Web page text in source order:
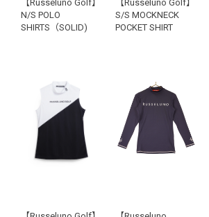
【Russeluno Golf】
N/S POLO
SHIRTS（SOLID)
【Russeluno Golf】
S/S MOCKNECK
POCKET SHIRT